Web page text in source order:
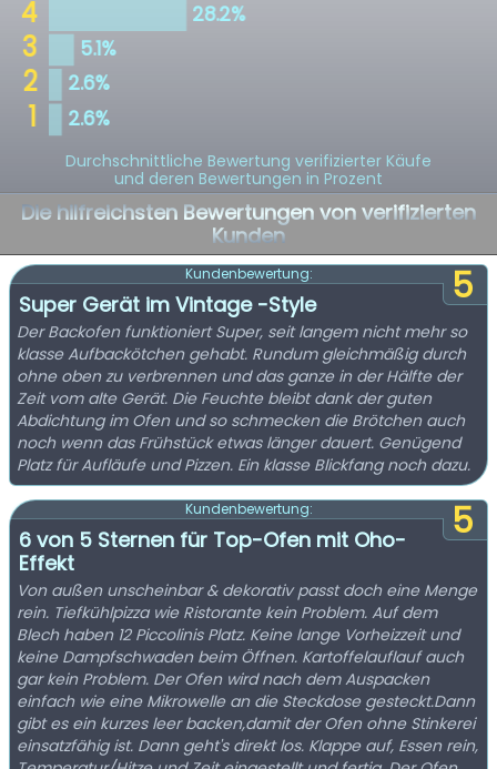
Durchschnittliche Bewertung verifizierter Käufe
und deren Bewertungen in Prozent
Die hilfreichsten Bewertungen von verifizierten
Kunden
5
Kundenbewertung:
Super Gerät im Vintage -Style
Der Backofen funktioniert Super, seit langem nicht mehr so
klasse Aufbackötchen gehabt. Rundum gleichmäßig durch
ohne oben zu verbrennen und das ganze in der Hälfte der
Zeit vom alte Gerät. Die Feuchte bleibt dank der guten
Abdichtung im Ofen und so schmecken die Brötchen auch
noch wenn das Frühstück etwas länger dauert. Genügend
Platz für Aufläufe und Pizzen. Ein klasse Blickfang noch dazu.
5
Kundenbewertung:
6 von 5 Sternen für Top-Ofen mit Oho-
Effekt
Von außen unscheinbar & dekorativ passt doch eine Menge
rein. Tiefkühlpizza wie Ristorante kein Problem. Auf dem
Blech haben 12 Piccolinis Platz. Keine lange Vorheizzeit und
keine Dampfschwaden beim Öffnen. Kartoffelauflauf auch
gar kein Problem. Der Ofen wird nach dem Auspacken
einfach wie eine Mikrowelle an die Steckdose gesteckt.Dann
gibt es ein kurzes leer backen,damit der Ofen ohne Stinkerei
einsatzfähig ist. Dann geht's direkt los. Klappe auf, Essen rein,